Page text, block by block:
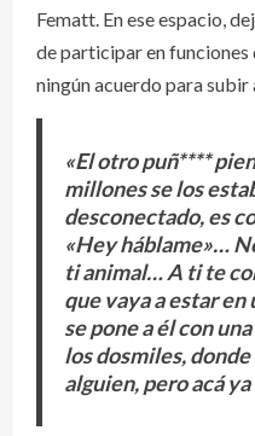
Fematt. En ese espacio,
de participar en funciones
ningún acuerdo para subir
«El otro puñ****
millones se los
desconectado, es
«Hey háblame»…
ti animal… A ti te
que vaya a estar
se pone a él con
los dosmiles, donde
alguien, pero acá